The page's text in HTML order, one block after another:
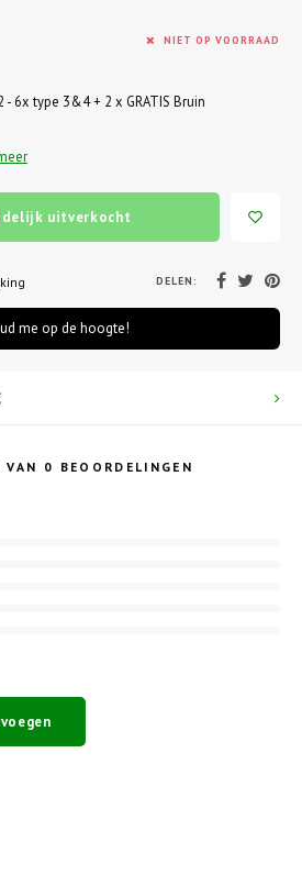
NIET OP VOORRAAD
6x type 3&4 + 2 x GRATIS Bruin
uitverkocht
DELEN:
me op de hoogte!
VAN 0 BEOORDELINGEN